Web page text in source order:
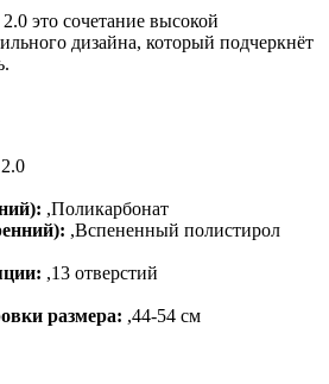
это сочетание высокой
дизайна, который подчеркнёт
,Поликарбонат
,Вспененный полистирол
,13 отверстий
размера: ,44-54 см